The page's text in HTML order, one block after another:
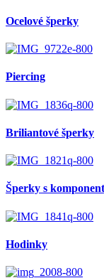
Ocelové šperky
Piercing
Briliantové šperky
Šperky s
Hodinky